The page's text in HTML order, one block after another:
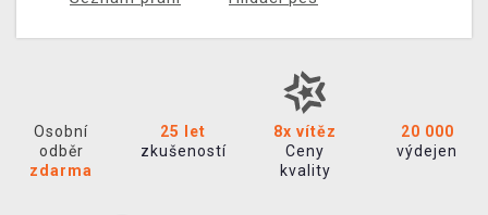
Osobní
odběr
zdarma
25 let
zkušeností
8x vítěz
Ceny
kvality
20 000
výdejen